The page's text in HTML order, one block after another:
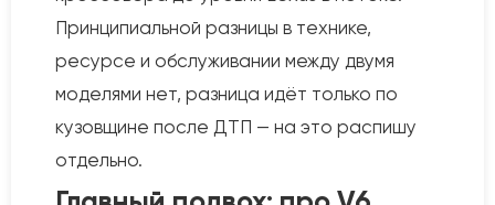
Принципиальной разницы в технике,
ресурсе и обслуживании между двумя
моделями нет, разница идёт только по
кузовщине после ДТП — на это распишу
отдельно.